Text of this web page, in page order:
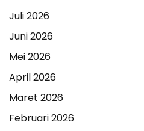
Juli 2026
Juni 2026
Mei 2026
April 2026
Maret 2026
Februari 2026